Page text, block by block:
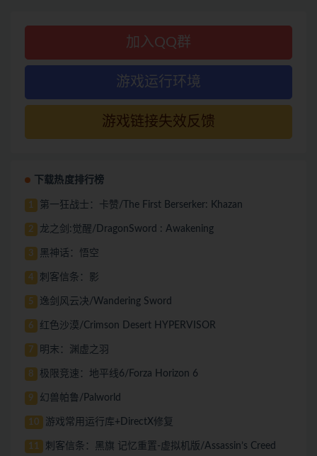
加入QQ群
游戏运行环境
游戏链接失效反馈
下载热度排行榜
1 第一狂战士：卡赞/The First Berserker: Khazan
2 龙之剑:觉醒/DragonSword : Awakening
3 黑神话：悟空
4 刺客信条：影
5 逸剑风云决/Wandering Sword
6 红色沙漠/Crimson Desert HYPERVISOR
7 明末：渊虚之羽
8 极限竞速：地平线6/Forza Horizon 6
9 幻兽帕鲁/Palworld
10 游戏常用运行库+DirectX修复
11 刺客信条：黑旗 记忆重置-虚拟机版/Assassin’s Creed